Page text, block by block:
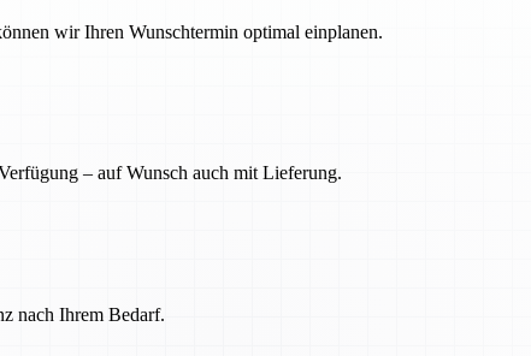
wir Ihren Wunschtermin optimal einplanen.
– auf Wunsch auch mit Lieferung.
nach Ihrem Bedarf.